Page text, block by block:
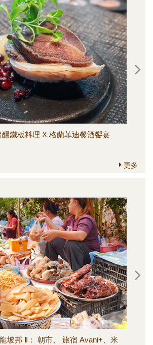
醞鐵板料理 X 格蘭菲迪餐酒饗宴
更多
坡邦 Ⅱ： 朝市、 旅宿 Avani+、米